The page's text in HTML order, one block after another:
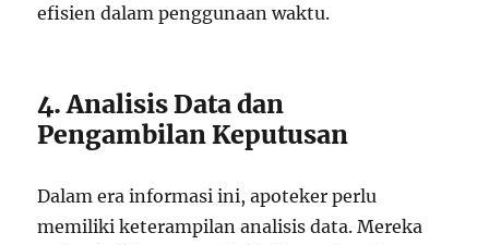
efisien dalam penggunaan waktu.
4. Analisis Data dan
Pengambilan Keputusan
Dalam era informasi ini, apoteker perlu
memiliki keterampilan analisis data. Mereka